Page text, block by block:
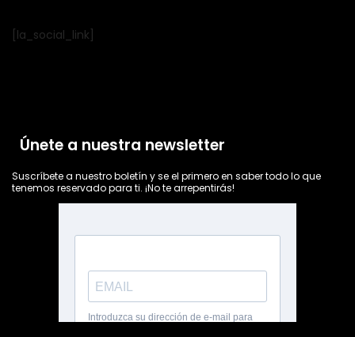
[la_social_link]
Únete a nuestra newsletter
Suscríbete a nuestro boletín y se el primero en saber todo lo que
tenemos reservado para ti. ¡No te arrepentirás!